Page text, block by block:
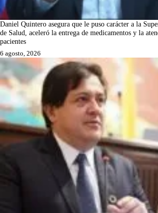
Daniel Quintero asegura que le puso carácter a la
de Salud, aceleró la entrega de medicamentos y la
pacientes
6 agosto, 2026